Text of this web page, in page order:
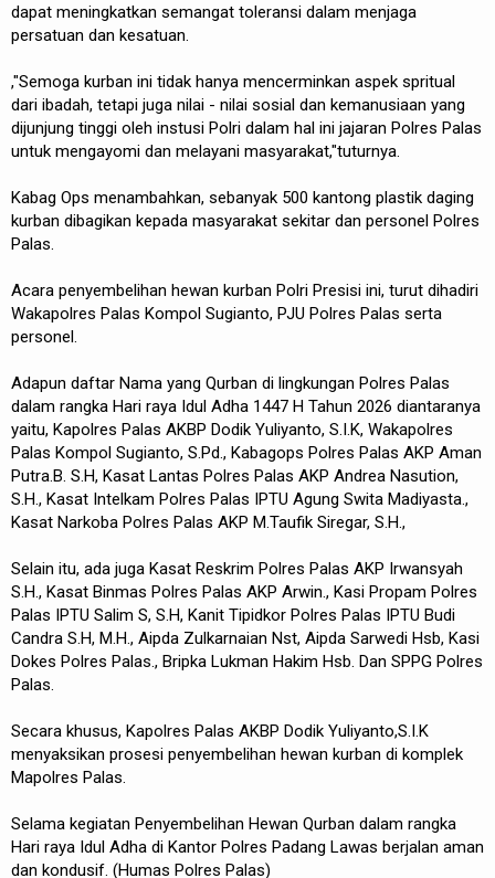
dapat meningkatkan semangat toleransi dalam menjaga
persatuan dan kesatuan.
,"Semoga kurban ini tidak hanya mencerminkan aspek spritual
dari ibadah, tetapi juga nilai - nilai sosial dan kemanusiaan yang
dijunjung tinggi oleh instusi Polri dalam hal ini jajaran Polres Palas
untuk mengayomi dan melayani masyarakat,"tuturnya.
Kabag Ops menambahkan, sebanyak 500 kantong plastik daging
kurban dibagikan kepada masyarakat sekitar dan personel Polres
Palas.
Acara penyembelihan hewan kurban Polri Presisi ini, turut dihadiri
Wakapolres Palas Kompol Sugianto, PJU Polres Palas serta
personel.
Adapun daftar Nama yang Qurban di lingkungan Polres Palas
dalam rangka Hari raya Idul Adha 1447 H Tahun 2026 diantaranya
yaitu, Kapolres Palas AKBP Dodik Yuliyanto, S.I.K, Wakapolres
Palas Kompol Sugianto, S.Pd., Kabagops Polres Palas AKP Aman
Putra.B. S.H, Kasat Lantas Polres Palas AKP Andrea Nasution,
S.H., Kasat Intelkam Polres Palas IPTU Agung Swita Madiyasta.,
Kasat Narkoba Polres Palas AKP M.Taufik Siregar, S.H.,
Selain itu, ada juga Kasat Reskrim Polres Palas AKP Irwansyah
S.H., Kasat Binmas Polres Palas AKP Arwin., Kasi Propam Polres
Palas IPTU Salim S, S.H, Kanit Tipidkor Polres Palas IPTU Budi
Candra S.H, M.H., Aipda Zulkarnaian Nst, Aipda Sarwedi Hsb, Kasi
Dokes Polres Palas., Bripka Lukman Hakim Hsb. Dan SPPG Polres
Palas.
Secara khusus, Kapolres Palas AKBP Dodik Yuliyanto,S.I.K
menyaksikan prosesi penyembelihan hewan kurban di komplek
Mapolres Palas.
Selama kegiatan Penyembelihan Hewan Qurban dalam rangka
Hari raya Idul Adha di Kantor Polres Padang Lawas berjalan aman
dan kondusif. (Humas Polres Palas)